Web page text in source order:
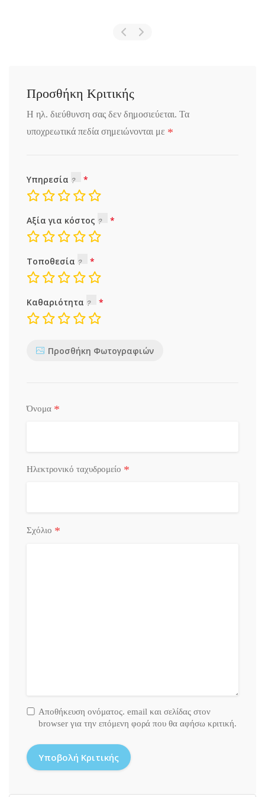
Προσθήκη Κριτικής
Η ηλ. διεύθυνση σας δεν δημοσιεύεται. Τα
υποχρεωτικά πεδία σημειώνονται με *
Υπηρεσία
Αξία για κόστος
Τοποθεσία
Καθαριότητα
Προσθήκη Φωτογραφιών
Όνομα *
Ηλεκτρονικό ταχυδρομείο *
Σχόλιο *
Αποθήκευση ονόματος. email και σελίδας στον
browser για την επόμενη φορά που θα αφήσω κριτική.